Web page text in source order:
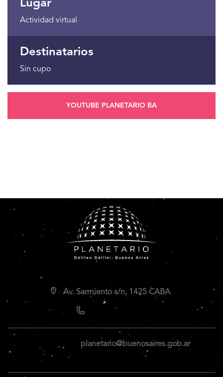
Lugar
Actividad virtual
Destinatarios
Sin cupo
YOUTUBE PLANETARIO BA
Av. Sarmiento s/n, 1425 CABA
planetario@buenosaires.gob.ar